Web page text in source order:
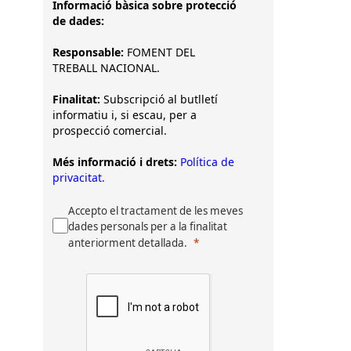
Informació bàsica sobre protecció
de dades:
Responsable: FOMENT DEL
TREBALL NACIONAL.
Finalitat: Subscripció al butlletí
informatiu i, si escau, per a
prospecció comercial.
Més informació i drets: Política de
privacitat.
Accepto el tractament de les meves
dades personals per a la finalitat
anteriorment detallada.